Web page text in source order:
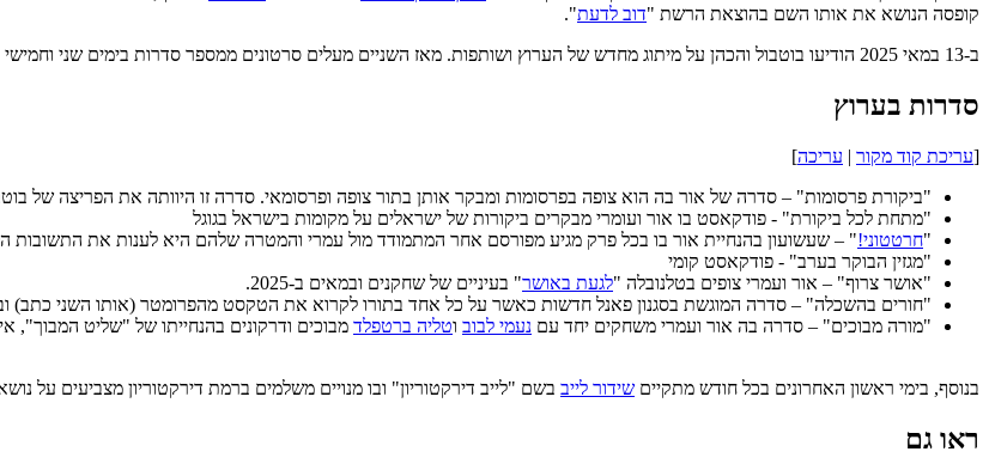
קופסה הנושא את אותו השם בהוצאת הרשת "דוב לדעת".
ב-13 במאי 2025 הודיעו בוטבול והכהן על מיתוג מחדש של הערוץ ושותפות. מאז השניים מעלים סרטונים ממספר סדרות בימים שני וחמישי ובימי שישי מעלים פרק חדש של הפודקאסט "
סדרות בערוץ
[עריכת קוד מקור | עריכה]
"ביקורת פרסומות" – סדרה של אור בה הוא צופה בפרסומות ומבקר אותן בתור צופה ופרסומאי. סדרה זו היוותה את הפריצה של
"מתחת לכל ביקורת" - פודקאסט בו אור ועומרי מבקרים ביקורות של ישראלים על מקומות בישראל בגוגל
"חרטטוני!" – שעשועון בהנחיית אור בו בכל פרק מגיע מפורסם אחר המתמודד מול עמרי והמטרה שלהם היא לענות את התשובות
"מגזין הבוקר בערב" - פודקאסט קומי
"אושר צרוף" – אור ועמרי צופים בטלנובלה "לגעת באושר" בעיניים של שחקנים ובמאים ב-2025.
"חורים בהשכלה" – סדרה המוגשת בסגנון פאנל חדשות כאשר על כל אחד בתורו לקרוא את הטקסט מהפרומטר (אותו השני כתב)
"מורה מבוכים" – סדרה בה אור ועמרי משחקים יחד עם נעמי לבוב וטליה ברטפלד מבוכים ודרקונים בהנחייתו של "שליט המבוך",
בנוסף, בימי ראשון האחרונים בכל חודש מתקיים שידור לייב בשם "לייב דירקטוריון" ובו מנויים משלמים ברמת דירקטוריון מצביעים על
ראו גם